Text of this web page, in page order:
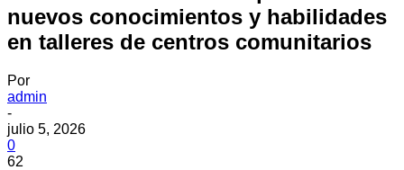
nuevos conocimientos y habilidades
en talleres de centros comunitarios
Por
admin
-
julio 5, 2026
0
62